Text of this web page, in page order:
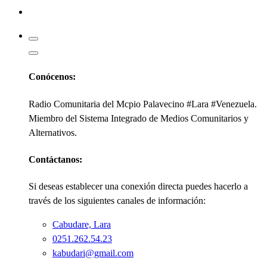
Kabudari
Conócenos:
Radio Comunitaria del Mcpio Palavecino #Lara #Venezuela.
Miembro del Sistema Integrado de Medios Comunitarios y
Alternativos.
Contáctanos:
Si deseas establecer una conexión directa puedes hacerlo a
través de los siguientes canales de información:
Cabudare, Lara
0251.262.54.23
kabudari@gmail.com